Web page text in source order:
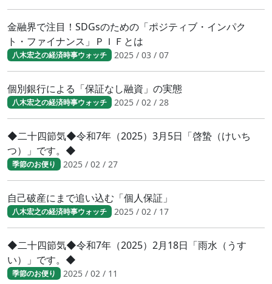
金融界で注目！SDGsのための「ポジティブ・インパク
ト・ファイナンス」ＰＩＦとは
八木宏之の経済時事ウォッチ 2025 / 03 / 07
個別銀行による「保証なし融資」の実態
八木宏之の経済時事ウォッチ 2025 / 02 / 28
◆二十四節気◆令和7年（2025）3月5日「啓蟄（けいち
つ）」です。◆
季節のお便り 2025 / 02 / 27
自己破産にまで追い込む「個人保証」
八木宏之の経済時事ウォッチ 2025 / 02 / 17
◆二十四節気◆令和7年（2025）2月18日「雨水（うす
い）」です。◆
季節のお便り 2025 / 02 / 11